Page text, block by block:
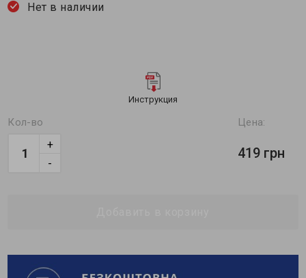
Нет в наличии
Инструкция
Кол-во
-
+
Цена:
419 грн